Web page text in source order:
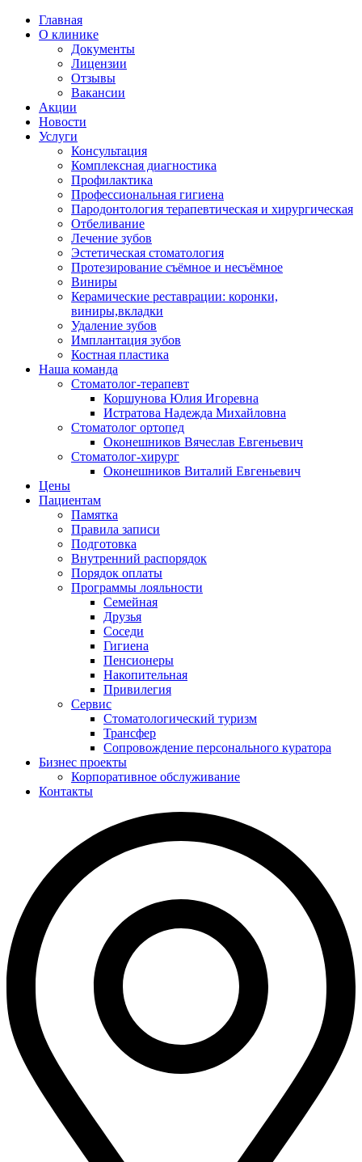
Главная
О клинике
Документы
Лицензии
Отзывы
Вакансии
Акции
Новости
Услуги
Консультация
Комплексная диагностика
Профилактика
Профессиональная гигиена
Пародонтология терапевтическая и хирургическая
Отбеливание
Лечение зубов
Эстетическая стоматология
Протезирование съёмное и несъёмное
Виниры
Керамические реставрации: коронки,
виниры,вкладки
Удаление зубов
Имплантация зубов
Костная пластика
Наша команда
Стоматолог-терапевт
Коршунова Юлия Игоревна
Истратова Надежда Михайловна
Cтоматолог ортопед
Оконешников Вячеслав Евгеньевич
Cтоматолог-хирург
Оконешников Виталий Евгеньевич
Цены
Пациентам
Памятка
Правила записи
Подготовка
Внутренний распорядок
Порядок оплаты
Программы лояльности
Семейная
Друзья
Соседи
Гигиена
Пенсионеры
Накопительная
Привилегия
Cервис
Стоматологический туризм
Трансфер
Сопровождение персонального куратора
Бизнес проекты
Корпоративное обслуживание
Контакты